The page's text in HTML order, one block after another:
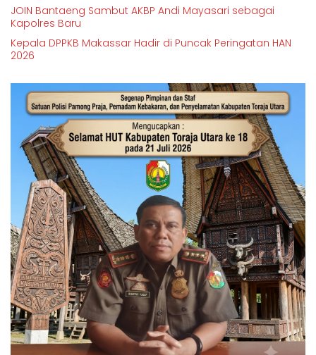
JOIN Bantaeng Sambut AKBP Andi Mayasari sebagai
Kapolres Baru
Kepala DPPKB Makassar Hadir di Puncak Peringatan HAN
2026